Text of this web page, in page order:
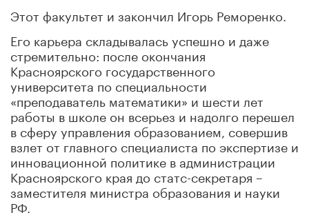
Этот факультет и закончил Игорь Реморенко.
Его карьера складывалась успешно и даже
стремительно: после окончания
Красноярского государственного
университета по специальности
«преподаватель математики» и шести лет
работы в школе он всерьез и надолго перешел
в сферу управления образованием, совершив
взлет от главного специалиста по экспертизе и
инновационной политике в администрации
Красноярского края до статс-секретаря –
заместителя министра образования и науки
РФ.